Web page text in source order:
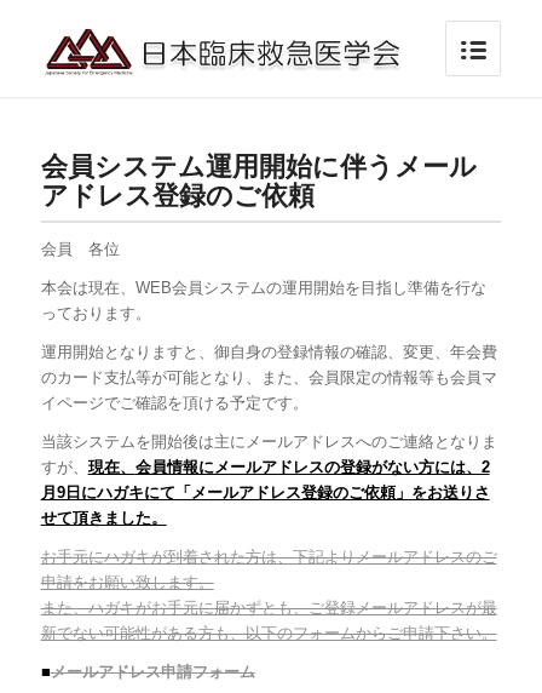
会員システム運用開始に伴うメール
アドレス登録のご依頼
会員 各位
本会は現在、 WEB会員システムの運用開始を目指し準備を行な
っております。
運用開始となりますと、御自身の登録情報の確認、変更、年会費
のカード支払等が可能となり、また、会員限定の情報等も会員マ
イページでご確認を頂ける予定です。
当該システムを開始後は主にメールアドレスへのご連絡となりま
すが、 現在、 会員情報にメールアドレスの登録がない方には、2
月9日にハガキにて「メールアドレス登録のご依頼」をお送りさ
せて頂きました。
お手元にハガキが到着された方は、下記よりメールアドレスのご
申請をお願い致します。
また、ハガキがお手元に届かずとも、ご登録メールアドレスが最
新でない可能性がある方も、以下のフォームからご申請下さい。
■メールアドレス申請フォーム